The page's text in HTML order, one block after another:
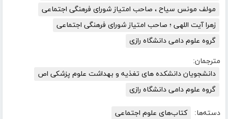
مولف مونس سیاح ، صاحب امتیاز شورای فرهنگی اجتماعی
زهرا آیت اللهی ؛ صاحب امتیاز شورای فرهنگی اجتماعی
گروه علوم دامی دانشگاه رازی
مترجمان:
دانشجویان دانشکده های تغذیه و بهداشت علوم پزشکی اص
گروه علوم دامی دانشگاه رازی
دسته‌ها:
کتاب‌های علوم اجتماعی